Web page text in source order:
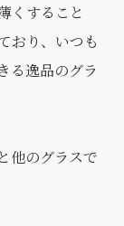
くすること
おり、いつも
る逸品のグラ
他のグラスで